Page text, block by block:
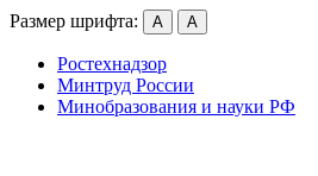
Размер шрифта: А А
Ростехнадзор
Минтруд России
Минобразования и науки РФ